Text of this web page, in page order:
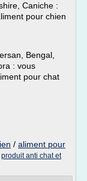
Caniche :
pour chien
Bengal,
: vous
pour chat
/ aliment pour
produit anti chat et